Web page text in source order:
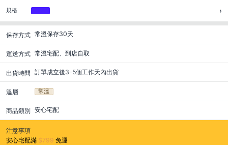
規格 ›
保存方式 常溫保存30天
運送方式 常溫宅配、到店自取
出貨時間 訂單成立後3-5個工作天內出貨
溫層 常溫
商品類別 安心宅配
注意事項
安心宅配滿 $799 免運